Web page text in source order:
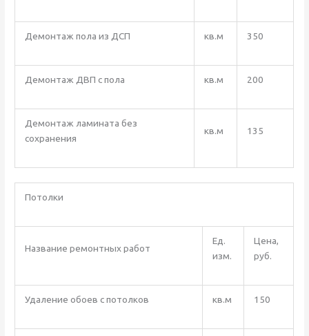
Демонтаж пола из ДСП кв.м 350
Демонтаж ДВП с пола кв.м 200
Демонтаж ламината без
сохранения
кв.м 135
Потолки
Название ремонтных работ
Ед.
изм.
Цена,
руб.
Удаление обоев с потолков кв.м 150